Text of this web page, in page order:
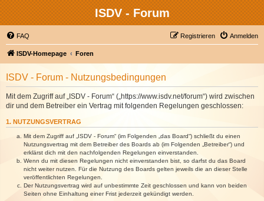
ISDV - Forum
FAQ Anmelden
Registrieren
ISDV-Homepage Foren
ISDV - Forum - Nutzungsbedingungen
Mit dem Zugriff auf „ISDV - Forum“ („https://www.isdv.net/forum“) wird zwischen
dir und dem Betreiber ein Vertrag mit folgenden Regelungen geschlossen:
1. NUTZUNGSVERTRAG
Mit dem Zugriff auf „ISDV - Forum“ (im Folgenden „das Board“) schließt du einen
Nutzungsvertrag mit dem Betreiber des Boards ab (im Folgenden „Betreiber“) und
erklärst dich mit den nachfolgenden Regelungen einverstanden.
Wenn du mit diesen Regelungen nicht einverstanden bist, so darfst du das Board
nicht weiter nutzen. Für die Nutzung des Boards gelten jeweils die an dieser Stelle
veröffentlichten Regelungen.
Der Nutzungsvertrag wird auf unbestimmte Zeit geschlossen und kann von beiden
Seiten ohne Einhaltung einer Frist jederzeit gekündigt werden.